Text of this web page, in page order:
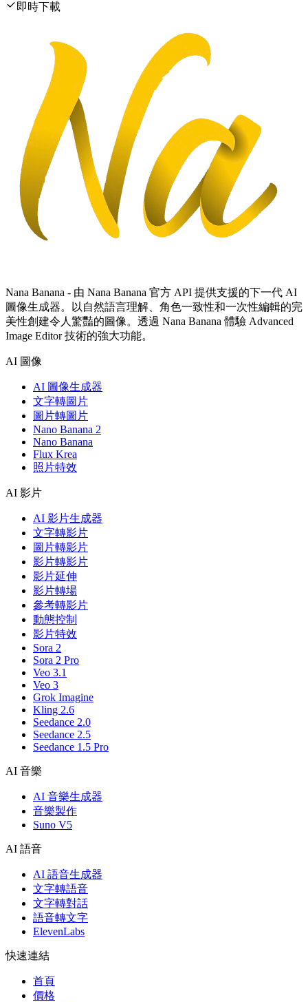
即時下載
Nana Banana - 由 Nana Banana 官方 API 提供支援的下一代 AI
圖像生成器。以自然語言理解、角色一致性和一次性編輯的完
美性創建令人驚豔的圖像。透過 Nana Banana 體驗 Advanced
Image Editor 技術的強大功能。
AI 圖像
AI 圖像生成器
文字轉圖片
圖片轉圖片
Nano Banana 2
Nano Banana
Flux Krea
照片特效
AI 影片
AI 影片生成器
文字轉影片
圖片轉影片
影片轉影片
影片延伸
影片轉場
參考轉影片
動態控制
影片特效
Sora 2
Sora 2 Pro
Veo 3.1
Veo 3
Grok Imagine
Kling 2.6
Seedance 2.0
Seedance 2.5
Seedance 1.5 Pro
AI 音樂
AI 音樂生成器
音樂製作
Suno V5
AI 語音
AI 語音生成器
文字轉語音
文字轉對話
語音轉文字
ElevenLabs
快速連結
首頁
價格